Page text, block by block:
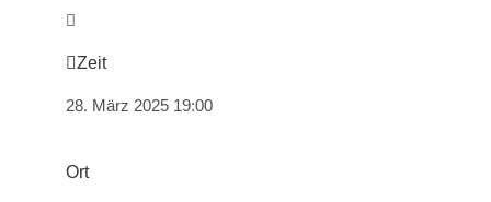
Zeit
28. März 2025 19:00
Ort